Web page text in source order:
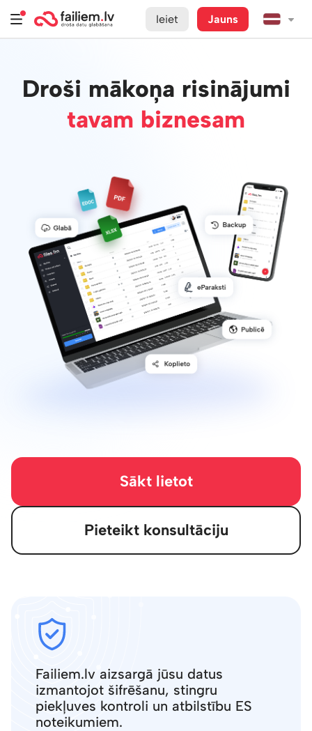
Ieiet Jauns
Droši mākoņa risinājumi
tavam biznesam
Sākt lietot
Pieteikt konsultāciju
Failiem.lv aizsargā jūsu datus
izmantojot šifrēšanu, stingru
piekļuves kontroli un atbilstību ES
noteikumiem.